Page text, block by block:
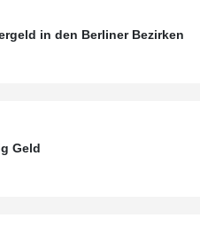
in den Berliner Bezirken
Geld